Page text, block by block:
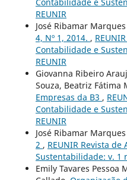
REUNIR
José Ribamar
4, Nº 1, 2014. ,
Contabilidade e
REUNIR
Giovanna Ribeiro
Souza, Beatriz Fátima
Empresas da B3 ,
Contabilidade e
REUNIR
José Ribamar
2 , REUNIR Revista
Sustentabilidade: v. 1
Emily Tavares Pessoa